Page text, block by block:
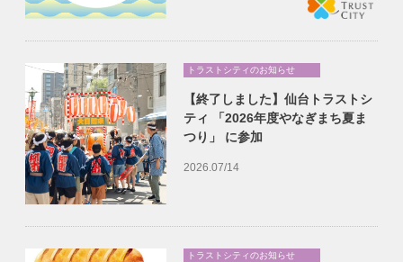
トラストシティのお知らせ
【終了しました】仙台トラストシ
ティ 「2026年度やなぎまち夏ま
つり」 に参加
2026.07/14
トラストシティのお知らせ